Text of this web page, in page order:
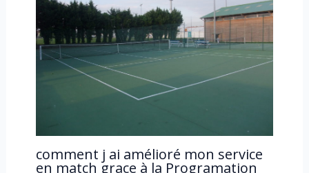
comment j ai amélioré mon service
en match grace à la Programation